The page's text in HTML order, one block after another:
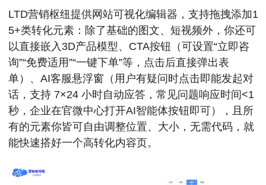
LTD营销枢纽提供网站可视化编辑器，支持拖拽添加1
5+类转化元素：除了基础的图文、短视频外，你还可
以直接嵌入3D产品模型、CTA按钮（可设置“立即咨
询”“免费适用”“一键下单”等，点击后直接弹出表
单）、AI客服悬浮窗（用户有疑问时点击即能发起对
话，支持 7×24 小时自动应答，常见问题响应时间<1
秒，企业在官微中心打开AI智能体按钮即可），且所
有的元素你皆可自由调整位置、大小，无需代码，就
能快速搭好一个高转化内容页。